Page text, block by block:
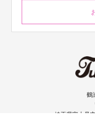
鶴
埼玉県富士見